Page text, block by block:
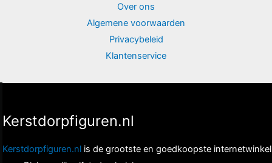
Over ons
Algemene voorwaarden
Privacybeleid
Klantenservice
Kerstdorpfiguren.nl
Kerstdorpfiguren.nl is de grootste en goedkoopste internetwinkel